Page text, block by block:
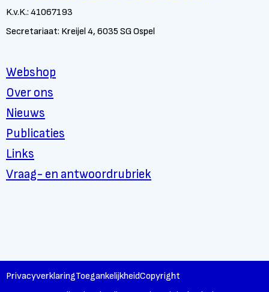
K.v.K.: 41067193
Secretariaat: Kreijel 4, 6035 SG Ospel
Webshop
Over ons
Nieuws
Publicaties
Links
Vraag- en antwoordrubriek
PrivacyverklaringToegankelijkheidCopyright